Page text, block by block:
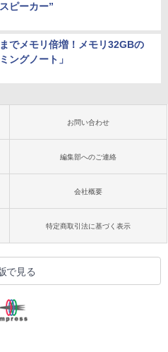
ピーカー”
でメモリ倍増！メモリ32GBの
ングノート」
お問い合わせ
編集部へのご連絡
会社概要
特定商取引法に基づく表示
で見る